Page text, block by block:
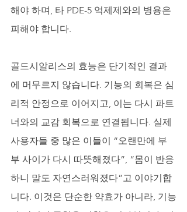
해야 하며, 타 PDE-5 억제제와의 병용은
피해야 합니다.
골드시알리스의 효능은 단기적인 결과
에 머무르지 않습니다. 기능의 회복은 심
리적 안정으로 이어지고, 이는 다시 파트
너와의 교감 회복으로 연결됩니다. 실제
사용자들 중 많은 이들이 “오랜만에 부
부 사이가 다시 따뜻해졌다”, “몸이 반응
하니 말도 자연스러워졌다”고 이야기합
니다. 이것은 단순한 약효가 아니라, 기능